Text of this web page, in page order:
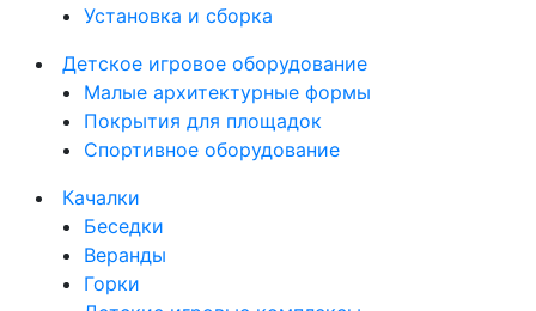
Установка и сборка
Детское игровое оборудование
Малые архитектурные формы
Покрытия для площадок
Спортивное оборудование
Качалки
Беседки
Веранды
Горки